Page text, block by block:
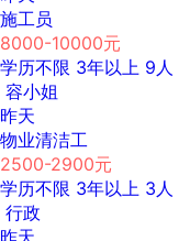
施工员
8000-10000元
学历不限 3年以上 9人
容小姐
昨天
物业清洁工
2500-2900元
学历不限 3年以上 3人
行政
昨天